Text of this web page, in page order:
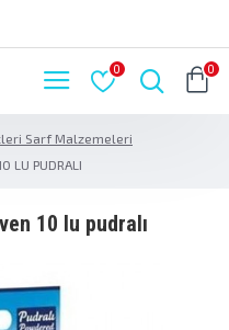
0 0
Sarf Malzemeleri
LU PUDRALI
10 lu pudrali